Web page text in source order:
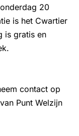
20
is het Cwartier
is gratis en
contact op
Punt Welzijn